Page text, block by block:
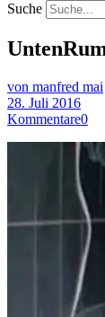
Suche
von manfred mai
28. Juli 2016
Kommentare0